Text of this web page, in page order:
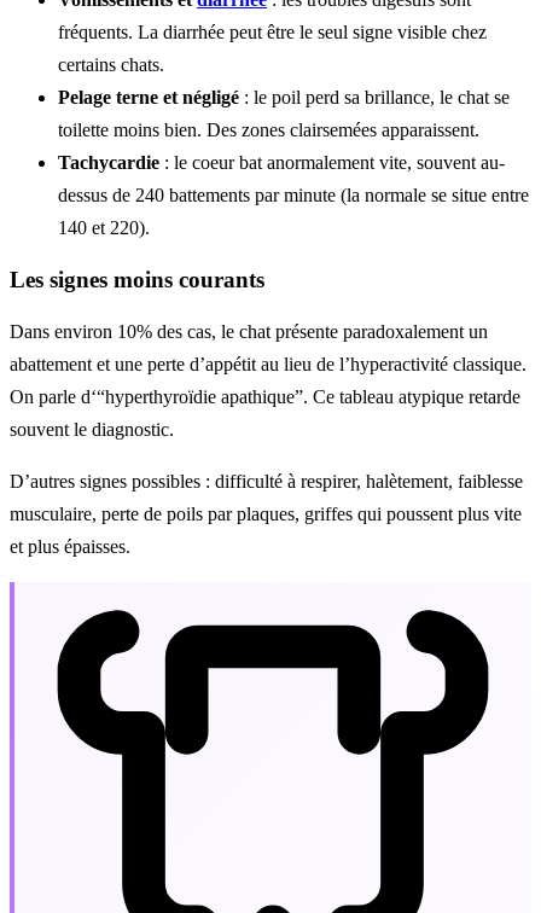
fréquents. La diarrhée peut être le seul signe visible chez
certains chats.
Pelage terne et négligé : le poil perd sa brillance, le chat se
toilette moins bien. Des zones clairsemées apparaissent.
Tachycardie : le coeur bat anormalement vite, souvent au-
dessus de 240 battements par minute (la normale se situe entre
140 et 220).
Les signes moins courants
Dans environ 10% des cas, le chat présente paradoxalement un
abattement et une perte d’appétit au lieu de l’hyperactivité classique.
On parle d‘“hyperthyroïdie apathique”. Ce tableau atypique retarde
souvent le diagnostic.
D’autres signes possibles : difficulté à respirer, halètement, faiblesse
musculaire, perte de poils par plaques, griffes qui poussent plus vite
et plus épaisses.